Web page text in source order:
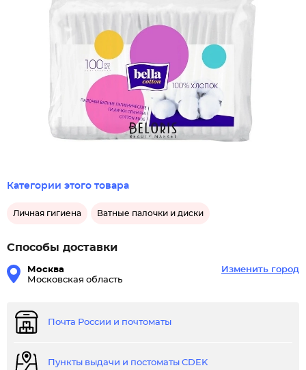
Категории этого товара
Личная гигиена Ватные палочки и диски
Способы доставки
Москва
Московская область
Изменить город
Почта России и почтоматы
Пункты выдачи и постоматы CDEK